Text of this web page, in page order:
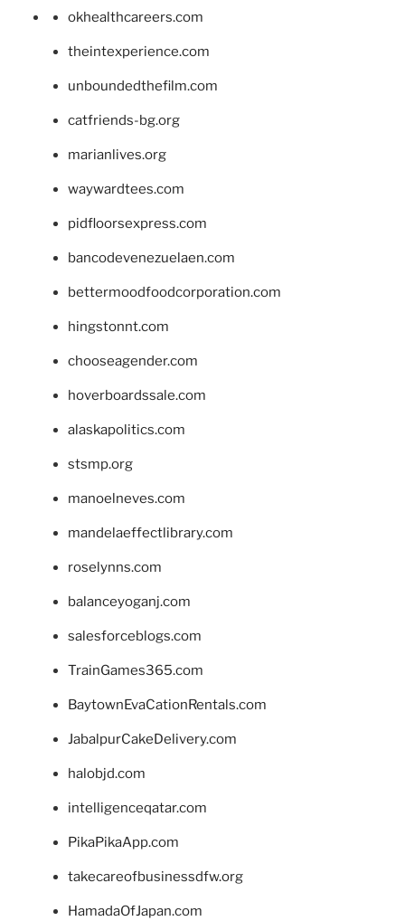
okhealthcareers.com
theintexperience.com
unboundedthefilm.com
catfriends-bg.org
marianlives.org
waywardtees.com
pidfloorsexpress.com
bancodevenezuelaen.com
bettermoodfoodcorporation.com
hingstonnt.com
chooseagender.com
hoverboardssale.com
alaskapolitics.com
stsmp.org
manoelneves.com
mandelaeffectlibrary.com
roselynns.com
balanceyoganj.com
salesforceblogs.com
TrainGames365.com
BaytownEvaCationRentals.com
JabalpurCakeDelivery.com
halobjd.com
intelligenceqatar.com
PikaPikaApp.com
takecareofbusinessdfw.org
HamadaOfJapan.com